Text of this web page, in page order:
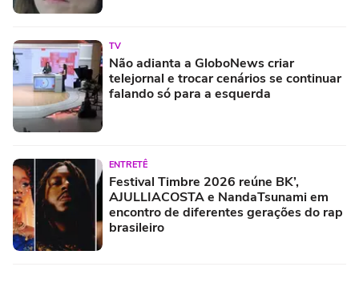
TV
Não adianta a GloboNews criar
telejornal e trocar cenários se continuar
falando só para a esquerda
ENTRETÊ
Festival Timbre 2026 reúne BK’,
AJULLIACOSTA e NandaTsunami em
encontro de diferentes gerações do rap
brasileiro